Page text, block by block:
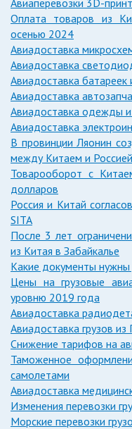
Оплата товаров из
осенью 2024
Авиадоставка
Авиадоставка
Авиадоставка батареек
Авиадоставка
Авиадоставка одежды
Авиадоставка
В провинции Ляонин
между Китаем и Россией
Товарооборот с
долларов
Россия и Китай
SITA
После 3 лет
из Китая в Забайкалье
Какие документы нужны
Цены на грузовые
уровню 2019 года
Авиадоставка
Авиадоставка грузов из
Снижение тарифов на
Таможенное
самолетами
Авиадоставка
Изменения перевозки
Морские перевозки